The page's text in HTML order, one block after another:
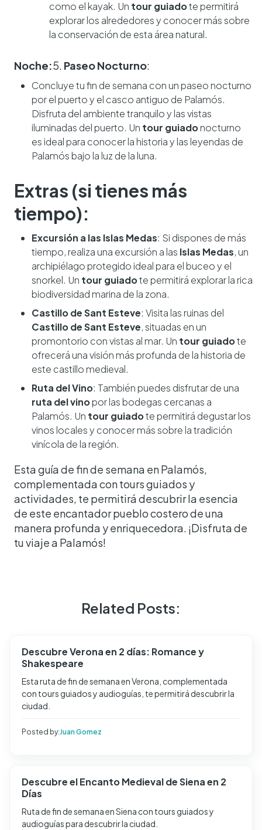
como el kayak. Un tour guiadote permitirá
explorar los alrededores y conocer más sobre
la conservación de esta área natural.
Noche:5. Paseo Nocturno:
Concluye tu fin de semana con un paseo nocturno
por el puerto y el casco antiguo de Palamós.
Disfruta del ambiente tranquilo y las vistas
iluminadas del puerto. Un tour guiadonocturno
es ideal para conocer la historia y las leyendas de
Palamós bajo la luz de la luna.
Extras (si tienes más
tiempo):
Excursión a las Islas Medas: Si dispones de más
tiempo, realiza una excursión a las Islas Medas, un
archipiélago protegido ideal para el buceo y el
snorkel. Un tour guiadote permitirá explorar la rica
biodiversidad marina de la zona.
Castillo de Sant Esteve: Visita las ruinas del
Castillo de Sant Esteve, situadas en un
promontorio con vistas al mar. Un tour guiadote
ofrecerá una visión más profunda de la historia de
este castillo medieval.
Ruta del Vino: También puedes disfrutar de una
ruta del vinopor las bodegas cercanas a
Palamós. Un tour guiadote permitirá degustar los
vinos locales y conocer más sobre la tradición
vinícola de la región.
Esta guía de fin de semana en Palamós,
complementada con tours guiados y
actividades, te permitirá descubrir la esencia
de este encantador pueblo costero de una
manera profunda y enriquecedora. ¡Disfruta de
tu viaje a Palamós!
Related Posts:
Descubre Verona en 2 días: Romance y
Shakespeare
Esta ruta de fin de semana en Verona, complementada
con tours guiados y audioguías, te permitirá descubrir la
ciudad.
Posted by:Juan Gomez
Descubre el Encanto Medieval de Siena en 2
Días
Ruta de fin de semana en Siena con tours guiados y
audioguías para descubrir la ciudad.